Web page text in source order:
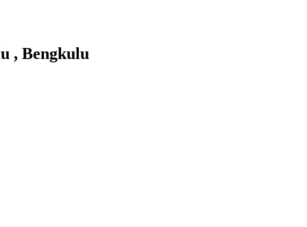
, Bengkulu